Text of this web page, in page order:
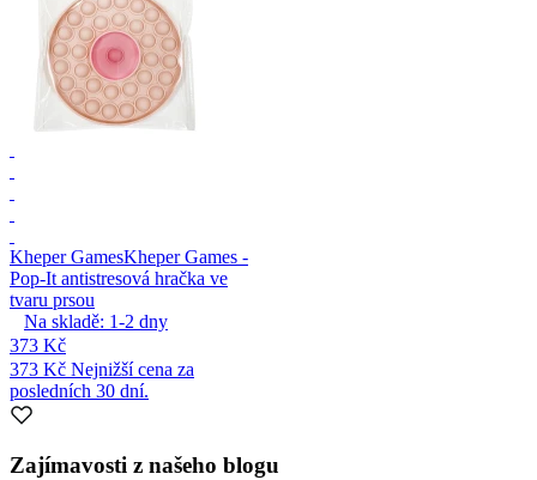
Kheper GamesKheper Games -
Pop-It antistresová hračka ve
tvaru prsou
Na skladě: 1-2 dny
373 Kč
373 Kč Nejnižší cena za
posledních 30 dní.
Zajímavosti z našeho blogu